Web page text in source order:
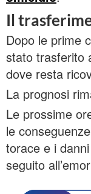
Il
Dopo le prime
stato trasferito
dove resta
La prognosi
Le prossime
le
torace e i
seguito